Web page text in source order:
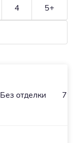
4 5+
Без отделки